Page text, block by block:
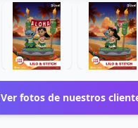
Ver fotos de nuestros